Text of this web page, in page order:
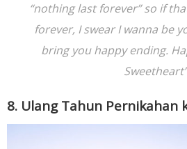
“nothing last forever” so if
forever, I swear I wanna be
bring you happy ending.
Sweetheart”
8. Ulang Tahun Pernikahan